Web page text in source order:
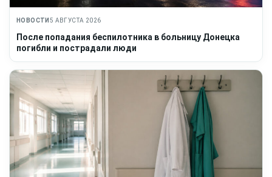
НОВОСТИ 5 АВГУСТА 2026
После попадания беспилотника в больницу Донецка
погибли и пострадали люди